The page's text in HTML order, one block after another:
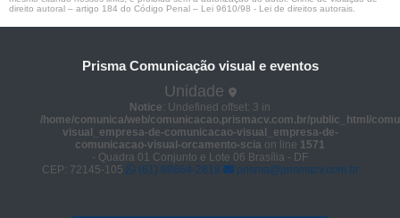
direito autoral – artigo 184 do Código Penal – Lei 9610/98 - Lei de direitos autorais
Prisma Comunicação visual e eventos
Unidade
Notice: Undefined offset: 3 in
/home/comunica/web/comunicacao.prismacv.com.br/public_html/
visual_empresa-de-comunicacao-visual_empresa-de-
comunicacao-visual-orcamento-scia on line 1571
- Quadra 01 Conjunto e Lote 06 Brasília - DF
CEP: 72145-105
(61) 98664-2818 prisma@prismacv.com.br